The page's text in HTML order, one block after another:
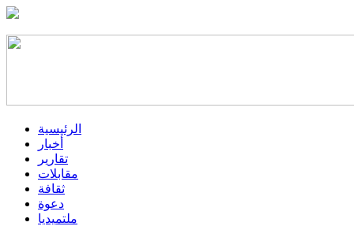
الرئيسية
أخبار
تقارير
مقابلات
ثقافة
دعوة
ملتميديا